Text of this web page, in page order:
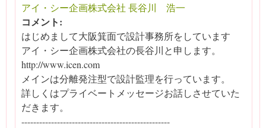
アイ・シー企画株式会社 長谷川 浩一
コメント:
はじめまして大阪箕面で設計事務所をしています
アイ・シー企画株式会社の長谷川と申します。
http://www.icen.com
メインは分離発注型で設計監理を行っています。
詳しくはプライベートメッセージお話しさせていた
だきます。
--------------------------------------------------